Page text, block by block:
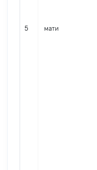
5 мати